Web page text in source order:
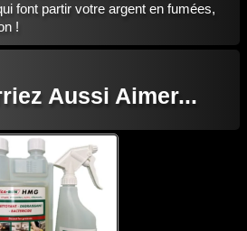
font partir votre argent en fumées,
!
Aussi Aimer...